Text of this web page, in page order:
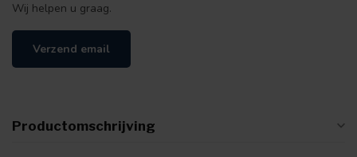
Wij helpen u graag.
Verzend email
Productomschrijving